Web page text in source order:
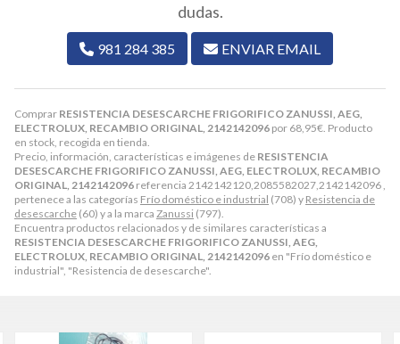
Comprar RESISTENCIA DESESCARCHE FRIGORIFICO ZANUSSI, AEG,
ELECTROLUX, RECAMBIO ORIGINAL, 2142142096 por 68,95€ . Producto
en stock, recogida en tienda.
Precio, información, características e imágenes de RESISTENCIA
DESESCARCHE FRIGORIFICO ZANUSSI, AEG, ELECTROLUX, RECAMBIO
ORIGINAL, 2142142096 referencia 2142142120,2085582027,2142142096 ,
pertenece a las categorías Frío doméstico e industrial (708) y Resistencia de
desescarche (60) y a la marca Zanussi (797).
Encuentra productos relacionados y de similares características a
RESISTENCIA DESESCARCHE FRIGORIFICO ZANUSSI, AEG,
ELECTROLUX, RECAMBIO ORIGINAL, 2142142096 en "Frío doméstico e
industrial", "Resistencia de desescarche".
dudas.
981 284 385 ENVIAR EMAIL